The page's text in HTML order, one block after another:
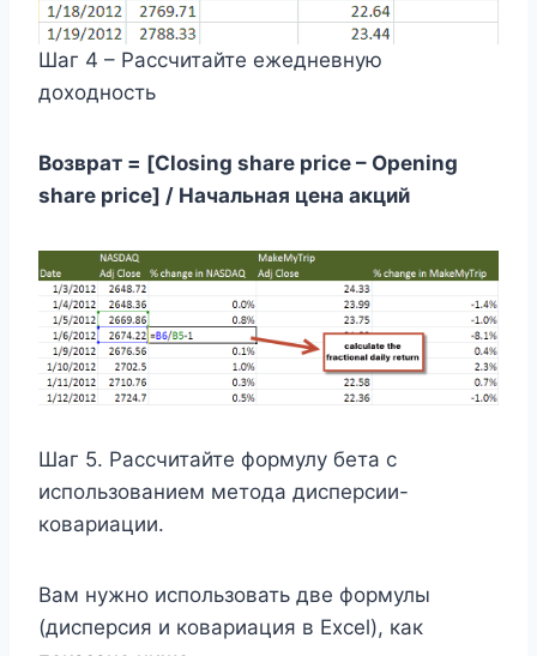
Шаг 4 – Рассчитайте ежедневную
доходность
Возврат = [Closing share price – Opening
share price] / Начальная цена акций
Шаг 5. Рассчитайте формулу бета с
использованием метода дисперсии-
ковариации.
Вам нужно использовать две формулы
(дисперсия и ковариация в Excel), как